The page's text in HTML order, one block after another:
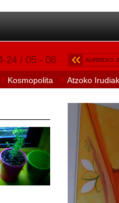
24 / 05 - 08 AURREKO
Kosmopolita Atzoko Irudiak